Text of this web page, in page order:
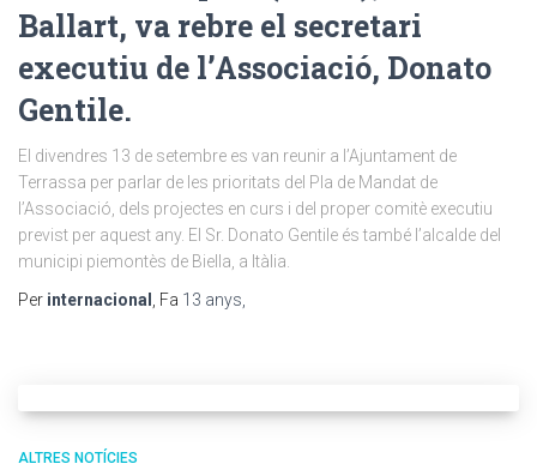
Ballart, va rebre el secretari
executiu de l’Associació, Donato
Gentile.
El divendres 13 de setembre es van reunir a l’Ajuntament de
Terrassa per parlar de les prioritats del Pla de Mandat de
l’Associació, dels projectes en curs i del proper comitè executiu
previst per aquest any. El Sr. Donato Gentile és també l’alcalde del
municipi piemontès de Biella, a Itàlia.
Per internacional , Fa 13 anys
ALTRES NOTÍCIES